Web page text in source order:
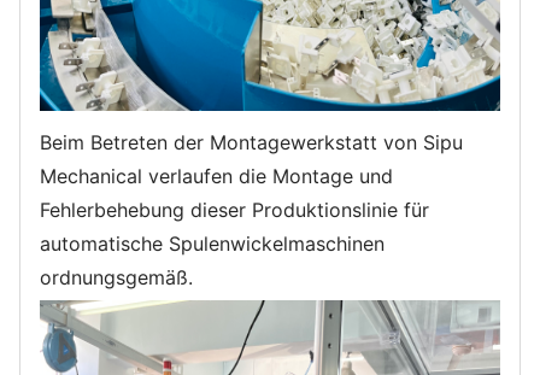
Beim Betreten der Montagewerkstatt von Sipu
Mechanical verlaufen die Montage und
Fehlerbehebung dieser Produktionslinie für
automatische Spulenwickelmaschinen
ordnungsgemäß.